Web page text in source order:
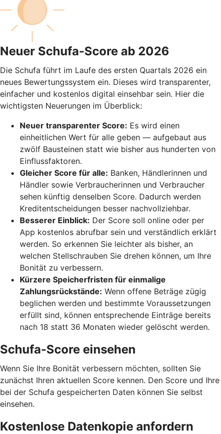
Neuer Schufa-Score ab 2026
Die Schufa führt im Laufe des ersten Quartals 2026 ein
neues Bewertungssystem ein. Dieses wird transparenter,
einfacher und kostenlos digital einsehbar sein. Hier die
wichtigsten Neuerungen im Überblick:
Neuer transparenter Score: Es wird einen
einheitlichen Wert für alle geben — aufgebaut aus
zwölf Bausteinen statt wie bisher aus hunderten von
Einflussfaktoren.
Gleicher Score für alle: Banken, Händlerinnen und
Händler sowie Verbraucherinnen und Verbraucher
sehen künftig denselben Score. Dadurch werden
Kreditentscheidungen besser nachvollziehbar.
Besserer Einblick: Der Score soll online oder per
App kostenlos abrufbar sein und verständlich erklärt
werden. So erkennen Sie leichter als bisher, an
welchen Stellschrauben Sie drehen können, um Ihre
Bonität zu verbessern.
Kürzere Speicherfristen für einmalige
Zahlungsrückstände: Wenn offene Beträge zügig
beglichen werden und bestimmte Voraussetzungen
erfüllt sind, können entsprechende Einträge bereits
nach 18 statt 36 Monaten wieder gelöscht werden.
Schufa-Score einsehen
Wenn Sie Ihre Bonität verbessern möchten, sollten Sie
zunächst Ihren aktuellen Score kennen. Den Score und Ihre
bei der Schufa gespeicherten Daten können Sie selbst
einsehen.
Kostenlose Datenkopie anfordern